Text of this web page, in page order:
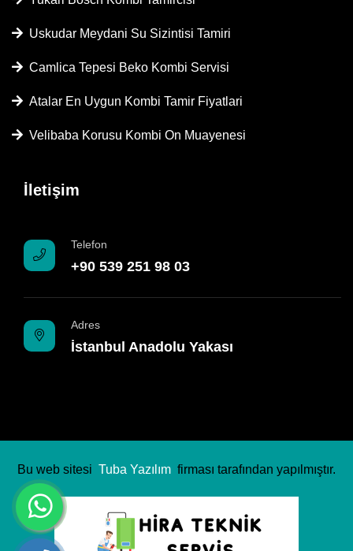
Uskudar Meydani Su Sizintisi Tamiri
Camlica Tepesi Beko Kombi Servisi
Atalar En Uygun Kombi Tamir Fiyatlari
Velibaba Korusu Kombi On Muayenesi
İletişim
Telefon
+90 539 251 98 03
Adres
İstanbul Anadolu Yakası
Bu web sitesi Tuba Yazılım firması tarafından yapılmıştır.